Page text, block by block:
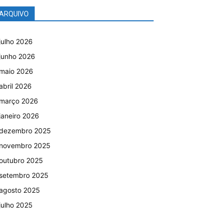
2026
2026
2026
2026
2026
2026
2025
2025
2025
2025
2025
2025